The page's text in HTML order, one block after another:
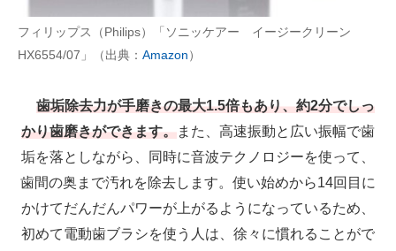
フィリップス（Philips）「ソニッケアー イージークリーン
HX6554/07」（出典： Amazon）
歯垢除去力が手磨きの最大1.5倍もあり、約2分でしっ
かり歯磨きができます。また、高速振動と広い振幅で歯
垢を落としながら、同時に音波テクノロジーを使って、
歯間の奥まで汚れを除去します。使い始めから14回目に
かけてだんだんパワーが上がるようになっているため、
初めて電動歯ブラシを使う人は、徐々に慣れることがで